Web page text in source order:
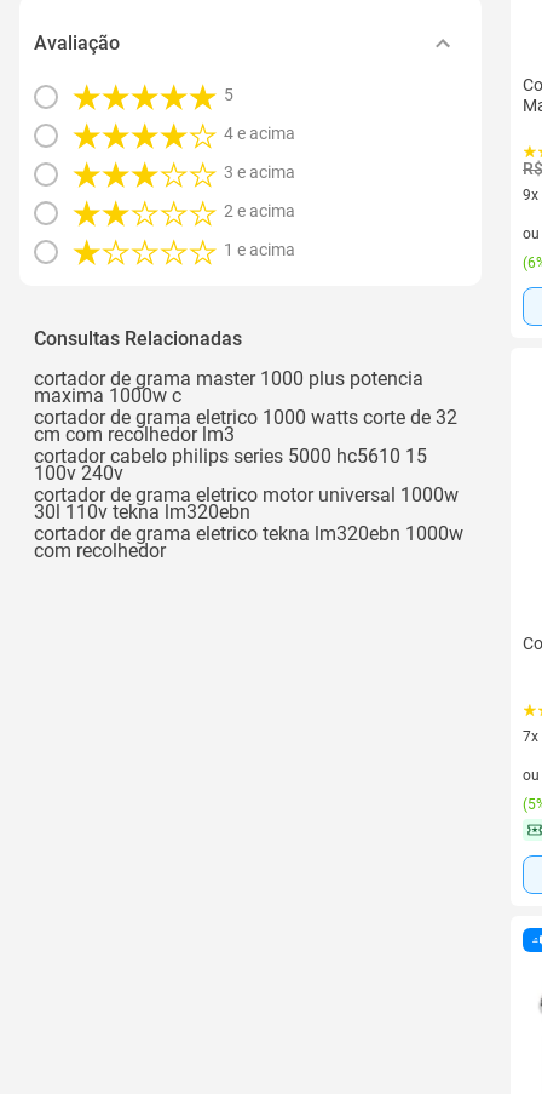
Avaliação
5
4 e acima
3 e acima
2 e acima
1 e acima
Consultas Relacionadas
cortador de grama master 1000 plus potencia
maxima 1000w c
cortador de grama eletrico 1000 watts corte de 32
cm com recolhedor lm3
cortador cabelo philips series 5000 hc5610 15
100v 240v
cortador de grama eletrico motor universal 1000w
30l 110v tekna lm320ebn
cortador de grama eletrico tekna lm320ebn 1000w
com recolhedor
9x
9
ou
(
7x
7
ou
(